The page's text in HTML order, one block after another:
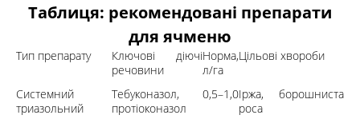
Таблиця: рекомендовані препарати
для ячменю
Тип препарату
Ключові діючі
речовини
Норма,
л/га
Цільові хвороби
Системний
триазольний
Тебуконазол,
протіоконазол
0,5–1,0Іржа, борошниста
роса